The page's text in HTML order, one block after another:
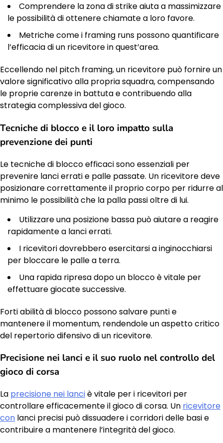
Comprendere la zona di strike aiuta a massimizzare
le possibilità di ottenere chiamate a loro favore.
Metriche come i framing runs possono quantificare
l’efficacia di un ricevitore in quest’area.
Eccellendo nel pitch framing, un ricevitore può fornire un
valore significativo alla propria squadra, compensando
le proprie carenze in battuta e contribuendo alla
strategia complessiva del gioco.
Tecniche di blocco e il loro impatto sulla
prevenzione dei punti
Le tecniche di blocco efficaci sono essenziali per
prevenire lanci errati e palle passate. Un ricevitore deve
posizionare correttamente il proprio corpo per ridurre al
minimo le possibilità che la palla passi oltre di lui.
Utilizzare una posizione bassa può aiutare a reagire
rapidamente a lanci errati.
I ricevitori dovrebbero esercitarsi a inginocchiarsi
per bloccare le palle a terra.
Una rapida ripresa dopo un blocco è vitale per
effettuare giocate successive.
Forti abilità di blocco possono salvare punti e
mantenere il momentum, rendendole un aspetto critico
del repertorio difensivo di un ricevitore.
Precisione nei lanci e il suo ruolo nel controllo del
gioco di corsa
La precisione nei lanciè vitale per i ricevitori per
controllare efficacemente il gioco di corsa. Un ricevitore
con lanci precisi può dissuadere i corridori delle basi e
contribuire a mantenere l’integrità del gioco.